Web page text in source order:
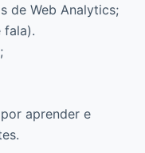
de Web Analytics;
fala).
aprender e